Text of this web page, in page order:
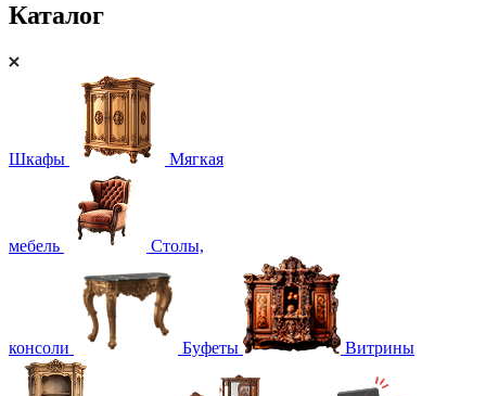
Каталог
Шкафы Мягкая
мебель Столы,
консоли Буфеты Витрины